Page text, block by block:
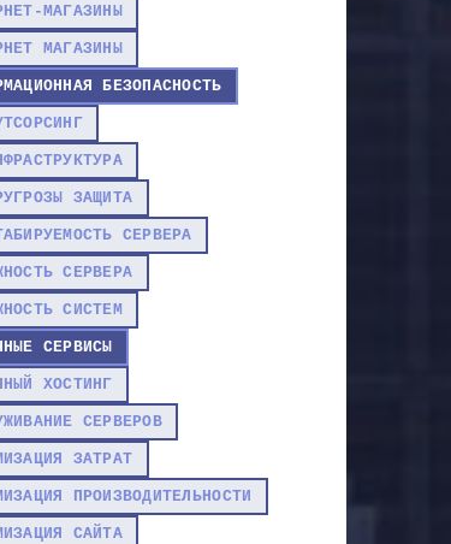
МАГАЗИНЫ
МАГАЗИНЫ
БЕЗОПАСНОСТЬ
ЗАЩИТА
СЕРВЕРА
СЕРВЕРА
СИСТЕМ
СЕРВИСЫ
ХОСТИНГ
СЕРВЕРОВ
ЗАТРАТ
ПРОИЗВОДИТЕЛЬНОСТИ
САЙТА